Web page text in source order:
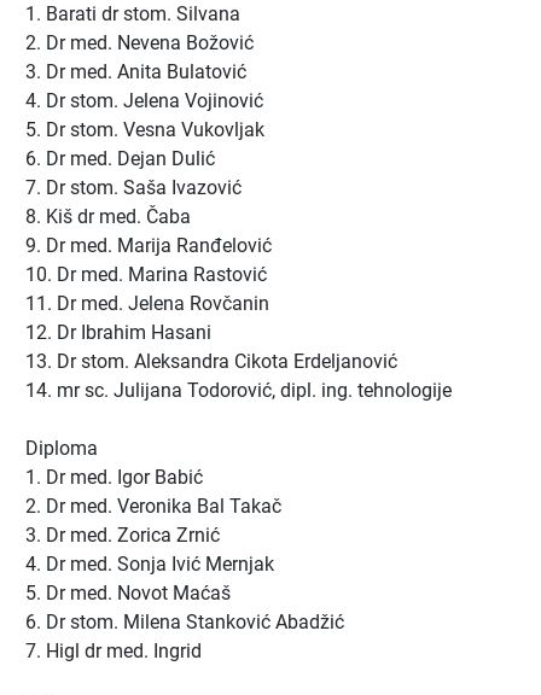
1. Barati dr stom. Silvana
2. Dr med. Nevena Božović
3. Dr med. Anita Bulatović
4. Dr stom. Jelena Vojinović
5. Dr stom. Vesna Vukovljak
6. Dr med. Dejan Dulić
7. Dr stom. Saša Ivazović
8. Kiš dr med. Čaba
9. Dr med. Marija Ranđelović
10. Dr med. Marina Rastović
11. Dr med. Jelena Rovčanin
12. Dr Ibrahim Hasani
13. Dr stom. Aleksandra Cikota Erdeljanović
14. mr sc. Julijana Todorović, dipl. ing. tehnologije
Diploma
1. Dr med. Igor Babić
2. Dr med. Veronika Bal Takač
3. Dr med. Zorica Zrnić
4. Dr med. Sonja Ivić Mernjak
5. Dr med. Novot Maćaš
6. Dr stom. Milena Stanković Abadžić
7. Higl dr med. Ingrid